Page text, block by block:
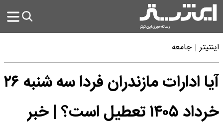
اینتیتر جامعه
آیا ادارات مازندران فردا سه شنبه ۲۶
خرداد ۱۴۰۵ تعطیل است؟ | خبر